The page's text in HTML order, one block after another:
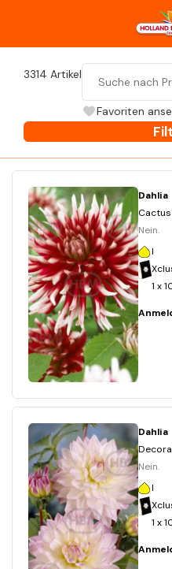
3314 Artikel
Favoriten
Dahlia
Nein.
I
1 x
Dahlia
Nein.
I
1 x